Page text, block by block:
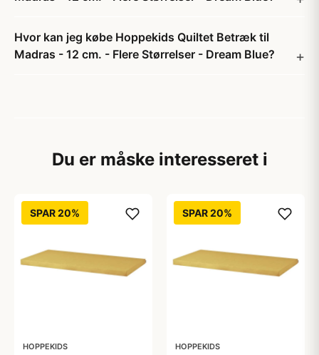
Hvor kan jeg købe Hoppekids Quiltet Betræk til
Madras - 12 cm. - Flere Størrelser - Dream Blue?
Du er måske interesseret i
SPAR 20%
HOPPEKIDS
SPAR 20%
HOPPEKIDS